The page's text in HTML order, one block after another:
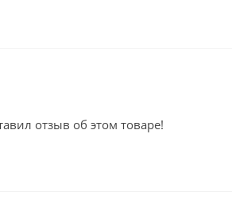
отзыв об этом товаре!